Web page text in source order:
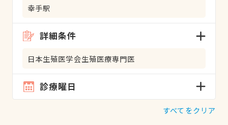
幸手駅
詳細条件
日本生殖医学会生殖医療専門医
診療曜日
すべてをクリア